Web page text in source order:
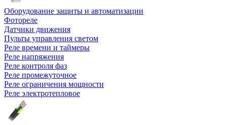
Оборудование защиты и автоматизации
Фотореле
Датчики движения
Пульты управления светом
Реле времени и таймеры
Реле напряжения
Реле контроля фаз
Реле промежуточное
Реле ограничения мощности
Реле электротепловое